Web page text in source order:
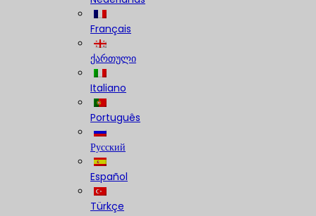
Français
ქართული
Italiano
Português
Русский
Español
Türkçe